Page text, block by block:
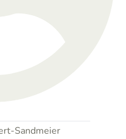
Sandmeier